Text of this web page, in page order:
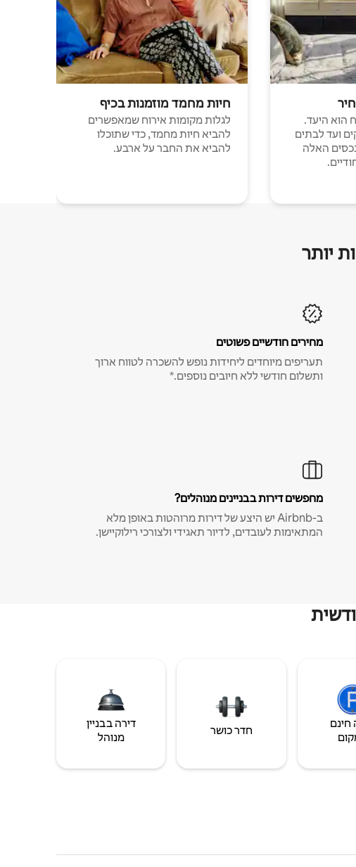
הוא היעד.
ועד לבתים
האלה
חיות מחמד מוזמנות בכיף
לגלות מקומות אירוח שמאפשרים
להביא חיות מחמד, כדי שתוכלו
להביא את החבר על ארבע.
יותר
מחירים חודשיים פשוטים
תעריפים מיוחדים ליחידות נופש להשכרה לטווח ארוך
ותשלום חודשי ללא חיובים נוספים.*
מחפשים דירות בבניינים מנוהלים?
ב-Airbnb יש היצע של דירות מרוהטות באופן מלא
המתאימות לעובדים, לדיור תאגידי ולצורכי רילוקיישן.
חינם
חדר כושר
דירה בבניין
מנוהל